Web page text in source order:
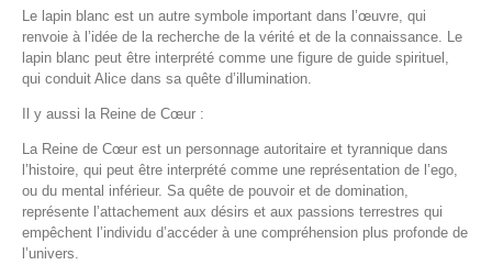
Le lapin blanc est un autre symbole important dans l’œuvre, qui
renvoie à l’idée de la recherche de la vérité et de la connaissance. Le
lapin blanc peut être interprété comme une figure de guide spirituel,
qui conduit Alice dans sa quête d’illumination.
Il y aussi la Reine de Cœur :
La Reine de Cœur est un personnage autoritaire et tyrannique dans
l’histoire, qui peut être interprété comme une représentation de l’ego,
ou du mental inférieur. Sa quête de pouvoir et de domination,
représente l’attachement aux désirs et aux passions terrestres qui
empêchent l’individu d’accéder à une compréhension plus profonde de
l’univers.